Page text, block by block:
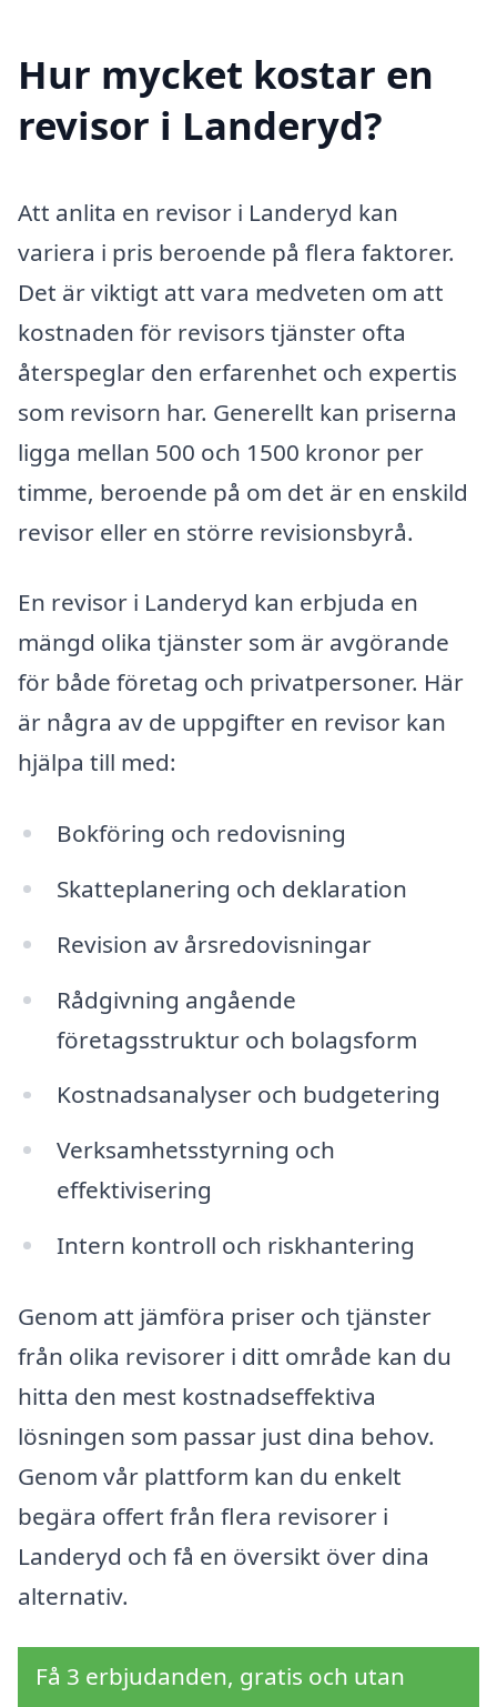
Hur mycket kostar en
revisor i Landeryd?
Att anlita en revisor i Landeryd kan
variera i pris beroende på flera faktorer.
Det är viktigt att vara medveten om att
kostnaden för revisors tjänster ofta
återspeglar den erfarenhet och expertis
som revisorn har. Generellt kan priserna
ligga mellan 500 och 1500 kronor per
timme, beroende på om det är en enskild
revisor eller en större revisionsbyrå.
En revisor i Landeryd kan erbjuda en
mängd olika tjänster som är avgörande
för både företag och privatpersoner. Här
är några av de uppgifter en revisor kan
hjälpa till med:
Bokföring och redovisning
Skatteplanering och deklaration
Revision av årsredovisningar
Rådgivning angående
företagsstruktur och bolagsform
Kostnadsanalyser och budgetering
Verksamhetsstyrning och
effektivisering
Intern kontroll och riskhantering
Genom att jämföra priser och tjänster
från olika revisorer i ditt område kan du
hitta den mest kostnadseffektiva
lösningen som passar just dina behov.
Genom vår plattform kan du enkelt
begära offert från flera revisorer i
Landeryd och få en översikt över dina
alternativ.
Få 3 erbjudanden, gratis och utan